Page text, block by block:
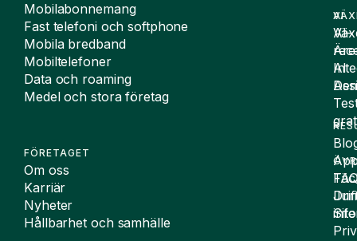
Mobilabonnemang
Fast telefoni och softphone
Mobila bredband
Mobiltelefoner
Data och roaming
Medel och stora företag
FÖRETAGET
Om oss
Karriär
Nyheter
Hållbarhet och samhälle
AI
AI-
AI